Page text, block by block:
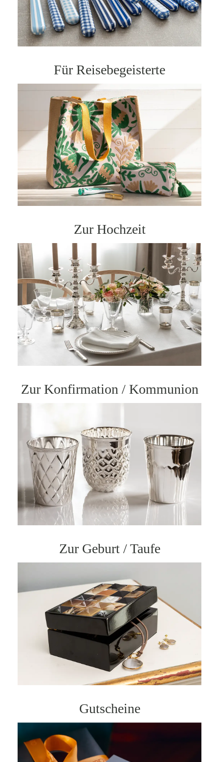
Für Reisebegeisterte
Zur Hochzeit
Zur Konfirmation / Kommunion
Zur Geburt / Taufe
Gutscheine